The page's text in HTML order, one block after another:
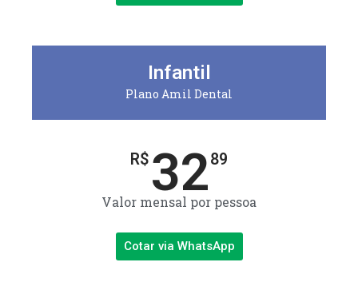
Infantil
Plano Amil Dental
R$ 3289
Valor mensal por pessoa
Cotar via WhatsApp